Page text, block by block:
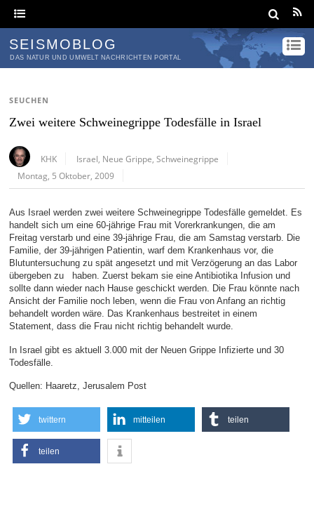
SEISMOBLOG
DAS NATUR UND UMWELT NACHRICHTEN PORTAL
SEUCHEN
Zwei weitere Schweinegrippe Todesfälle in Israel
KHK Israel Neue Grippe ,Schweinegrippe
Montag, 5 Oktober, 2009
Aus Israel werden zwei weitere Schweinegrippe Todesfälle gemeldet. Es
handelt sich um eine 60-jährige Frau mit Vorerkrankungen, die am
Freitag verstarb und eine 39-jährige Frau, die am Samstag verstarb. Die
Familie, der 39-jährigen Patientin, warf dem Krankenhaus vor, die
Blutuntersuchung zu spät angesetzt und mit Verzögerung an das Labor
übergeben zu haben. Zuerst bekam sie eine Antibiotika Infusion und
sollte dann wieder nach Hause geschickt werden. Die Frau könnte nach
Ansicht der Familie noch leben, wenn die Frau von Anfang an richtig
behandelt worden wäre. Das Krankenhaus bestreitet in einem
Statement, dass die Frau nicht richtig behandelt wurde.
In Israel gibt es aktuell 3.000 mit der Neuen Grippe Infizierte und 30
Todesfälle.
Quellen: Haaretz, Jerusalem Post
twittern mitteilen teilen
teilen